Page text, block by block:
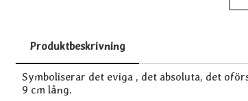
Produktbeskrivning
Produktbeskrivning
Symboliserar det eviga , det absoluta, det
9 cm lång.